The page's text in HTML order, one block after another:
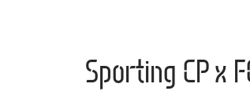
Sporting CP x